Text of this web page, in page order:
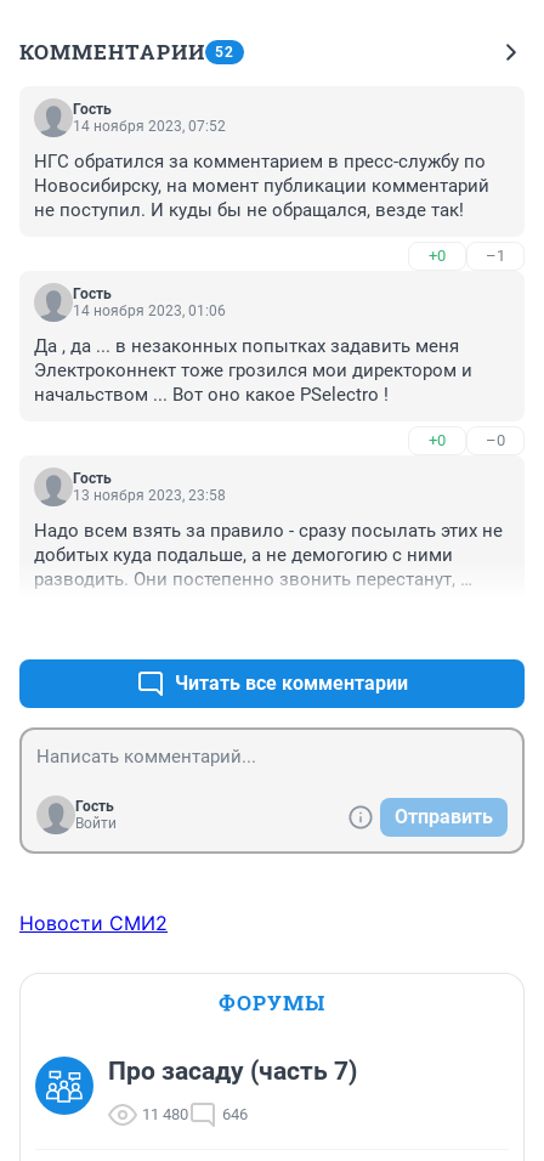
КОММЕНТАРИИ 52
Гость
14 ноября 2023, 07:52
НГС обратился за комментарием в пресс-службу по
Новосибирску, на момент публикации комментарий
не поступил. И куды бы не обращался, везде так!
+0 –1
Гость
14 ноября 2023, 01:06
Да , да ... в незаконных попытках задавить меня
Электроконнект тоже грозился мои директором и
начальством ... Вот оно какое PSelectro !
+0 –0
Гость
13 ноября 2023, 23:58
Надо всем взять за правило - сразу посылать этих не
добитых куда подальше, а не демогогию с ними
разводить. Они постепенно звонить перестанут,
Читать все комментарии
Гость
Войти
Отправить
Новости СМИ2
ФОРУМЫ
Про засаду (часть 7)
11 480 646